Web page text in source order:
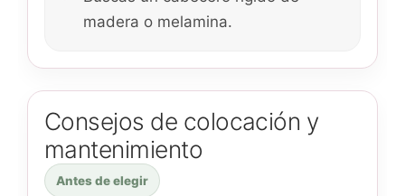
madera o melamina.
Consejos de colocación y
mantenimiento
Antes de elegir